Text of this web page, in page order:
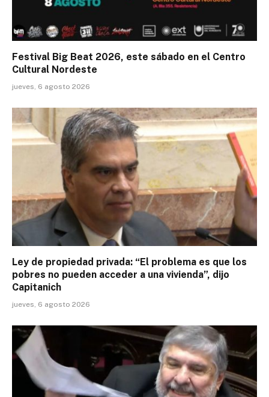
Festival Big Beat 2026, este sábado en el Centro
Cultural Nordeste
jueves, 6 agosto 2026
Ley de propiedad privada: “El problema es que los
pobres no pueden acceder a una vivienda”, dijo
Capitanich
jueves, 6 agosto 2026